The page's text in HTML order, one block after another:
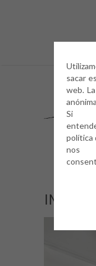
sacar
web.
Si
política
nos